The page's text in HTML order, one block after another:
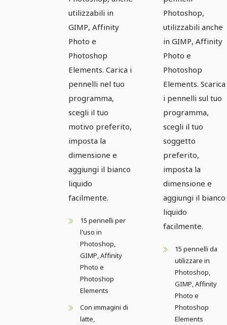
utilizzabili in
GIMP, Affinity
Photo e
Photoshop
Elements. Carica i
pennelli nel tuo
programma,
scegli il tuo
motivo preferito,
imposta la
dimensione e
aggiungi il bianco
liquido
facilmente.
15 pennelli per
l'uso in
Photoshop,
GIMP, Affinity
Photo e
Photoshop
Elements
Con immagini di
latte,
Photoshop,
utilizzabili anche
in GIMP, Affinity
Photo e
Photoshop
Elements. Scarica
i pennelli sul tuo
programma,
scegli il tuo
soggetto
preferito,
imposta la
dimensione e
aggiungi il bianco
liquido
facilmente.
15 pennelli da
utilizzare in
Photoshop,
GIMP, Affinity
Photo e
Photoshop
Elements